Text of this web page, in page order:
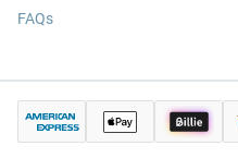
FAQs